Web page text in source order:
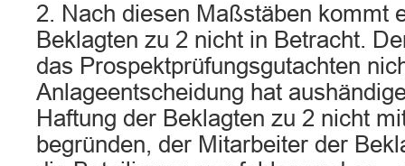
2. Nach diesen Maßstäben kommt
Beklagten zu 2 nicht in Betracht.
das Prospektprüfungsgutachten
Anlageentscheidung hat
Haftung der Beklagten zu 2 nicht
begründen, der Mitarbeiter der